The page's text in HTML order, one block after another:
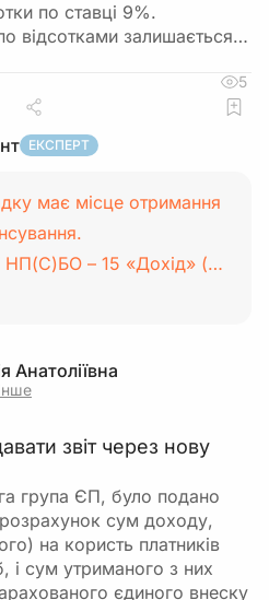
по ставці 9%.
відсотками залишається…
5
ЕКСПЕРТ
має місце отримання
НП(С)БО – 15 «Дохід» (…
Анатоліївна
звіт через нову
група ЄП, було подано
сум доходу,
на користь платників
і сум утриманого з них
єдиного внеску